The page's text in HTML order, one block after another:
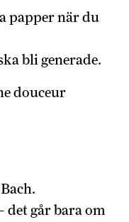
papper när du
bli generade.
douceur
det går bara om